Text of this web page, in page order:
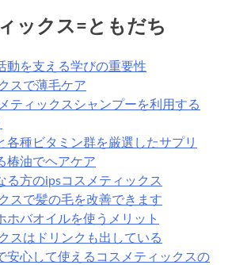
ックス=ともだち
動を支える学びの重要性
スで薄毛ケア
ティックスシャンプーを利用する
各種ビタミン群を厳選したサプリ
椿油でヘアケア
る方のipsコスメティックス
スで髪の毛を改善できます
ホバオイルを使うメリット
スはドリンクも出している
安心して使えるコスメティックスの